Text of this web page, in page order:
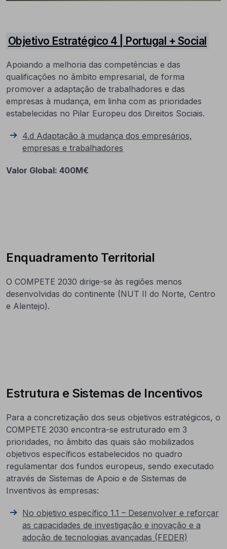
Objetivo Estratégico 4 | Portugal + Social
Apoiando a melhoria das competências e das
qualificações no âmbito empresarial, de forma
promover a adaptação de trabalhadores e das
empresas à mudança, em linha com as prioridades
estabelecidas no Pilar Europeu dos Direitos Sociais.
4.d Adaptação à mudança dos empresários,
empresas e trabalhadores
Valor Global: 400M€
Enquadramento Territorial
O COMPETE 2030 dirige-se às regiões menos
desenvolvidas do continente (NUT II do Norte, Centro
e Alentejo).
Estrutura e Sistemas de Incentivos
Para a concretização dos seus objetivos estratégicos, o
COMPETE 2030 encontra-se estruturado em 3
prioridades, no âmbito das quais são mobilizados
objetivos específicos estabelecidos no quadro
regulamentar dos fundos europeus, sendo executado
através de Sistemas de Apoio e de Sistemas de
Inventivos às empresas:
No objetivo específico 1.1 – Desenvolver e reforçar
as capacidades de investigação e inovação e a
adoção de tecnologias avançadas (FEDER)